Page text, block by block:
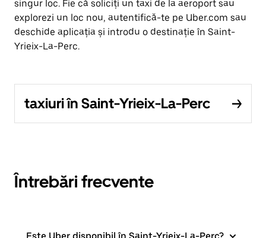
singur loc. Fie că soliciți un taxi de la aeroport sau
explorezi un loc nou, autentifică-te pe Uber.com sau
deschide aplicația și introdu o destinație în Saint-
Yrieix-La-Perc.
taxiuri în Saint-Yrieix-La-Perc
Întrebări frecvente